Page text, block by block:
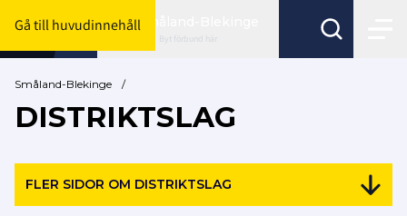
Gå till huvudinnehållSmåland-Blekinge
Byt förbund här
Småland-Blekinge /
DISTRIKTSLAG
FLER SIDOR OM DISTRIKTSLAG